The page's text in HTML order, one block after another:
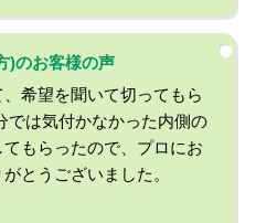
)のお客様の声
希望を聞いて切ってもら
では気付かなかった内側の
もらったので、プロにお
とうございました。